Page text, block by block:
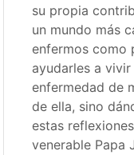
su propia
un mundo más
enfermos como
ayudarles a
enfermedad de
de ella, sino
estas
venerable Papa